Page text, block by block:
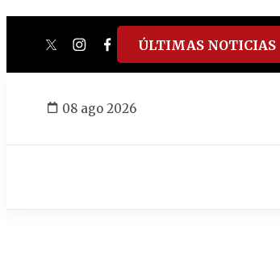
twitterinstagram
facebook
tiktokyoutube
spotify
ÚLTIMAS NOTICIAS
08 ago 2026